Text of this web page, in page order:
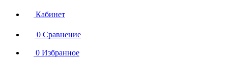
Кабинет
0 Сравнение
0 Избранное